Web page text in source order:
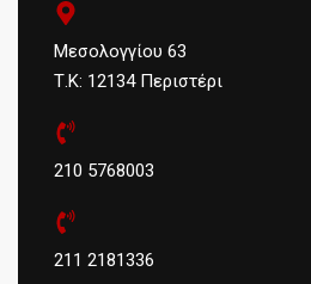
Μεσολογγίου 63
Τ.Κ: 12134 Περιστέρι
210 5768003
211 2181336